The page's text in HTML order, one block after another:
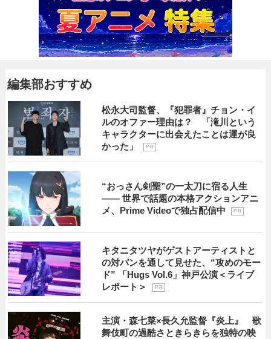
編集部おすすめ
松永大司監督、『犯罪者』チョン・イ
ルのオファー理由は？ 「滝川という
キャラクターに出会えたことは運が良
かった」
P R
“おっさん剣聖”の一太刀に宿る人生
―― 世界で話題の本格アクションアニ
メ、Prime Videoで独占配信中
P R
キタニタツヤがゲストアーティストと
の対バンを通して見せた、“攻めのモー
ド” 「Hugs Vol.6」神戸公演＜ライブ
レポート＞
P R
主演・森七菜×長久允監督『炎上』 歌
舞伎町の過酷さときらきらを独特の映